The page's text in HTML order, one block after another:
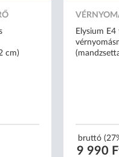
cm)
Elysium E4
bruttó
9 990